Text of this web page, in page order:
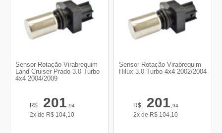
Sensor Rotação Virabrequim
Land Cruiser Prado 3.0 Turbo
4x4 2004/2009
R$ 201,94
2x de R$ 104,10
Sensor Rotação Virabrequim
Hilux 3.0 Turbo 4x4 2002/2004
R$ 201,94
2x de R$ 104,10